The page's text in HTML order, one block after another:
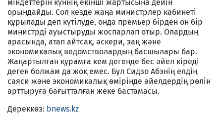
міндеттерін күннің екінші жартысына дейін
орындайды. Сол кезде жаңа министрлер кабинеті
құрылады деп күтілуде, онда премьер бірден он бір
министрді ауыстыруды жоспарлап отыр. Олардың
арасында, атап айтсақ, әскери, заң және
экономикалық ведомстволардың басшылары бар.
Жаңартылған құрамға кем дегенде бес әйел кіреді
деген болжам да жоқ емес. Бұл Сидзо Абэнің елдің
саяси және экономикалық өмірінде әйелдердің рөлін
арттыруға бағытталған жеке бастамасы.
Дереккөз: bnews.kz